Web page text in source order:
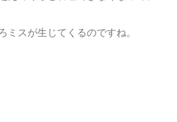
ミスが生じてくるのですね。